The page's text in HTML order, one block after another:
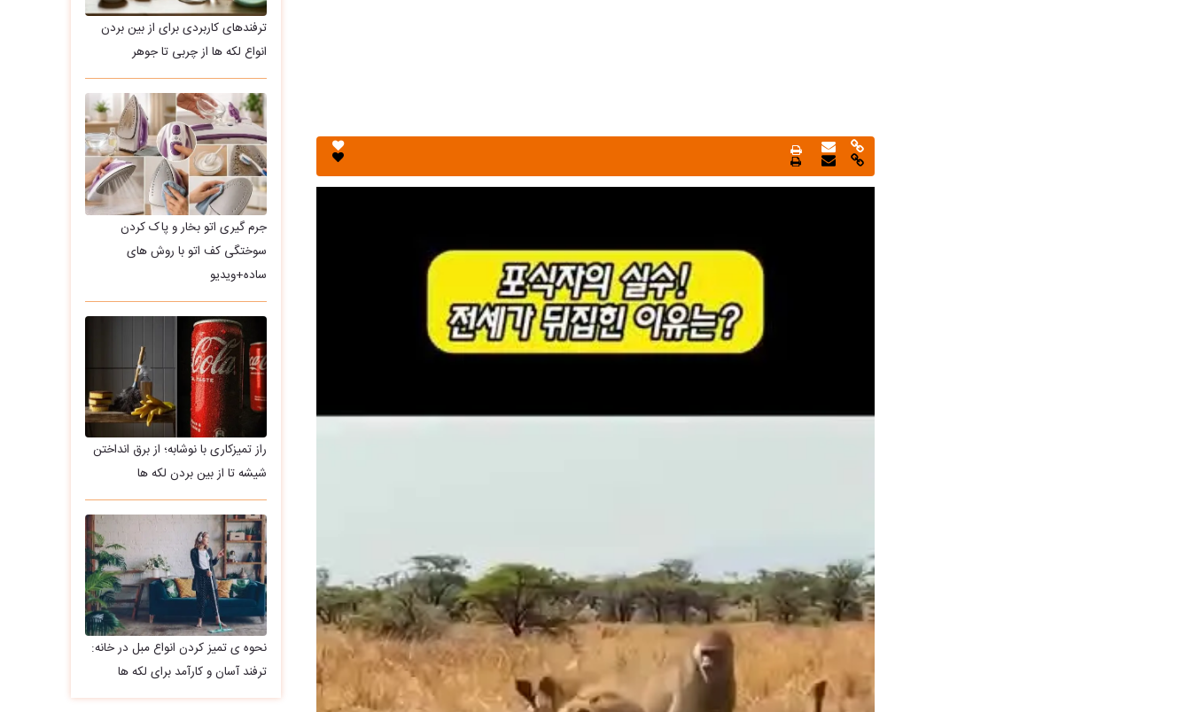
ترفندهای کاربردی برای از بین بردن
انواع لکه ها از چربی تا جوهر
جرم گیری اتو بخار و پاک کردن
سوختگی کف اتو با روش های
ساده+ویدیو
راز تمیزکاری با نوشابه؛ از برق انداختن
شیشه تا از بین بردن لکه ها
نحوه ی تمیز کردن انواع مبل در خانه:
ترفند آسان و کارآمد برای لکه ها